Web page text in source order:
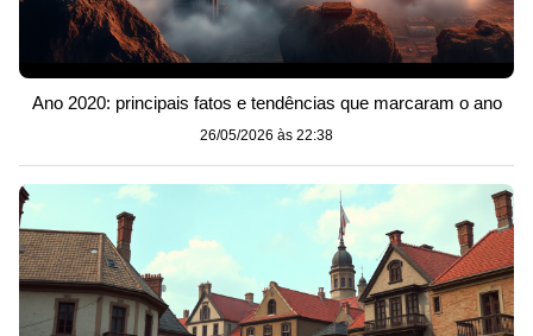
Ano 2020: principais fatos e tendências que marcaram o ano
26/05/2026 às 22:38